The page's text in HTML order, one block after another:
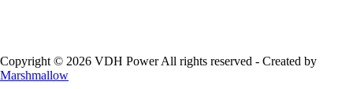
Copyright © 2026 VDH Power All rights reserved - Created by
Marshmallow